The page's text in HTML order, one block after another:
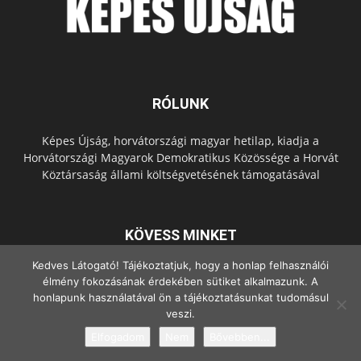
RÓLUNK
Képes Újság, horvátországi magyar hetilap, kiadja a
Horvátországi Magyarok Demokratikus Közössége a Horvát
Köztársaság állami költségvetésének támogatásával
KÖVESS MINKET
© Copyright - 2022 Minden jog fenntartva.
Kedves Látogató! Tájékoztatjuk, hogy a honlap felhasználói
élmény fokozásának érdekében sütiket alkalmazunk. A
honlapunk használatával ön a tájékoztatásunkat tudomásul
veszi.